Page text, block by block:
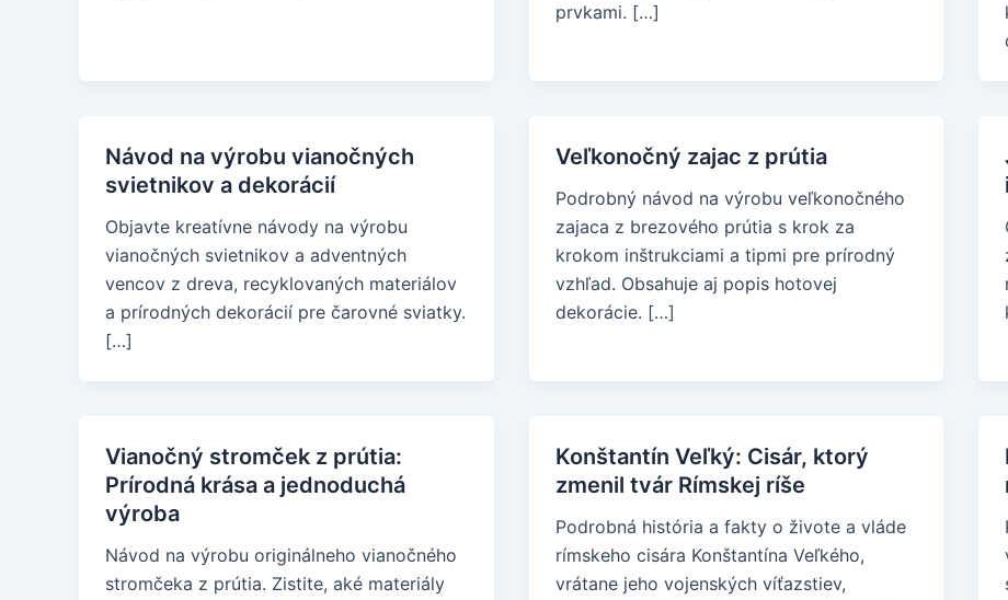
prvkami. […]
Návod na výrobu vianočných
svietnikov a dekorácií
Objavte kreatívne návody na výrobu
vianočných svietnikov a adventných
vencov z dreva, recyklovaných materiálov
a prírodných dekorácií pre čarovné sviatky.
[…]
Veľkonočný zajac z prútia
Podrobný návod na výrobu veľkonočného
zajaca z brezového prútia s krok za
krokom inštrukciami a tipmi pre prírodný
vzhľad. Obsahuje aj popis hotovej
dekorácie. […]
Vianočný stromček z prútia:
Prírodná krása a jednoduchá
výroba
Návod na výrobu originálneho vianočného
stromčeka z prútia. Zistite, aké materiály
Konštantín Veľký: Cisár, ktorý
zmenil tvár Rímskej ríše
Podrobná história a fakty o živote a vláde
rímskeho cisára Konštantína Veľkého,
vrátane jeho vojenských víťazstiev,